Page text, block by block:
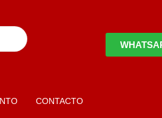
CONTACTO